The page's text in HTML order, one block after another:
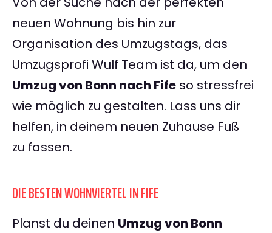
neuen Wohnung bis hin zur
Organisation des Umzugstags, das
Umzugsprofi Wulf Team ist da, um den
Umzug von Bonn nach Fife so stressfrei
wie möglich zu gestalten. Lass uns dir
helfen, in deinem neuen Zuhause Fuß
zu fassen.
DIE BESTEN WOHNVIERTEL IN FIFE
Planst du deinen Umzug von Bonn